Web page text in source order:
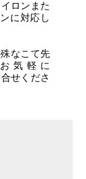
ロンまた
に対応し
なこて先
気軽に
せくださ